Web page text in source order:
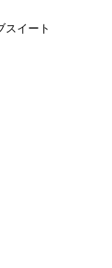
スイート